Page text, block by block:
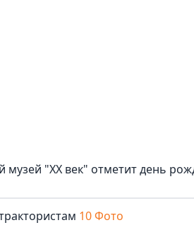
музей "ХХ век" отметит день
10 Фото